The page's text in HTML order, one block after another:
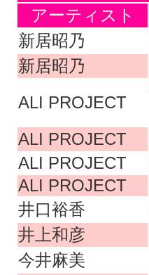
アーティスト
新居昭乃
新居昭乃
ALI PROJECT
ALI PROJECT
ALI PROJECT
ALI PROJECT
井口裕香
井上和彦
今井麻美